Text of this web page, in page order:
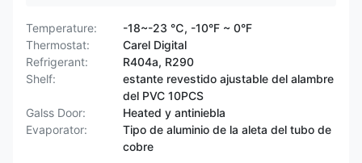
Temperature:
-18~-23 ℃, -10°F ~ 0°F
Thermostat:
Carel Digital
Refrigerant:
R404a, R290
Shelf:
estante revestido ajustable del alambre
del PVC 10PCS
Galss Door:
Heated y antiniebla
Evaporator:
Tipo de aluminio de la aleta del tubo de
cobre